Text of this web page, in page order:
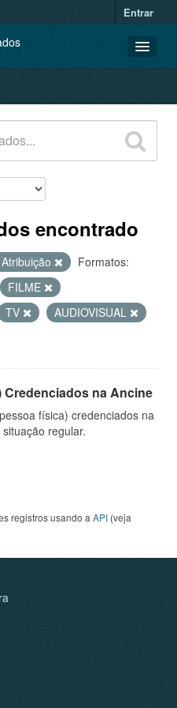
Entrar
encontrado
Formatos:
FILME
TV
AUDIOVISUAL
na Ancine
física) credenciados na
regular.
registros usando a API (veja